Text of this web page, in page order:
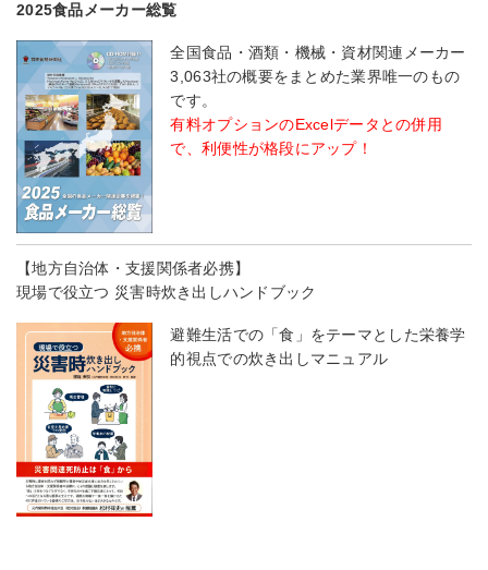
2025食品メーカー総覧
全国食品・酒類・機械・資材関連メーカー
3,063社の概要をまとめた業界唯一のもの
です。
有料オプションのExcelデータとの併用
で、利便性が格段にアップ！
【地方自治体・支援関係者必携】
現場で役立つ 災害時炊き出しハンドブック
避難生活での「食」をテーマとした栄養学
的視点での炊き出しマニュアル